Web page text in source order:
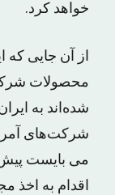
خواهد کرد.
از آن جایی که
محصولات شرکت
شده‌اند به
شرکت‌های
می بایست پیش
اقدام به اخذ